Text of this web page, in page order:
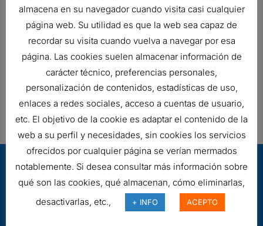
FILTRO DE AIRE, ERB
Ref:B130059
FILTRO DE AIRE, FPG RADIALSEAL
177,04€
Ref: G100280
almacena en su navegador cuando visita casi cualquier
página web. Su utilidad es que la web sea capaz de
recordar su visita cuando vuelva a navegar por esa
página. Las cookies suelen almacenar información de
carácter técnico, preferencias personales,
personalización de contenidos, estadísticas de uso,
enlaces a redes sociales, acceso a cuentas de usuario,
etc. El objetivo de la cookie es adaptar el contenido de la
web a su perfil y necesidades, sin cookies los servicios
ofrecidos por cualquier página se verían mermados
notablemente. Si desea consultar más información sobre
qué son las cookies, qué almacenan, cómo eliminarlas,
desactivarlas, etc.,
+ INFO ACEPTO